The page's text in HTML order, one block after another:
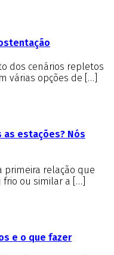
dos cenários repletos
várias opções de […]
estações? Nós
primeira relação que
frio ou similar a […]
e o que fazer